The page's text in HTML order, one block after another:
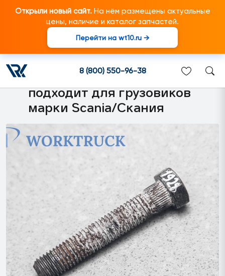
Открыли новый сайт.На нём размещены актуальные
цены, наличие и каталог запчастей.
Перейти на wt10.ru →
8 (800) 550-96-38
000001928 Болт M14*80
шлицевой с шестигранной
головкой, прочность 8.8
подходит для грузовиков
марки Scania/Скания